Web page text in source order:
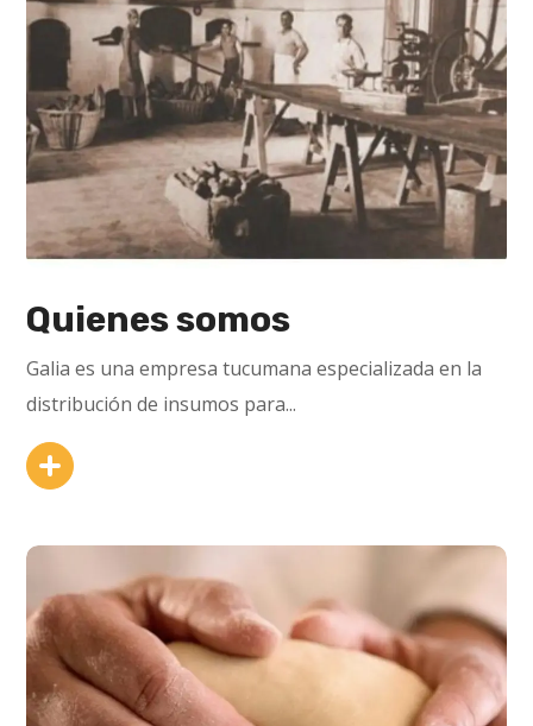
Quienes somos
Galia es una empresa tucumana especializada en la
distribución de insumos para...